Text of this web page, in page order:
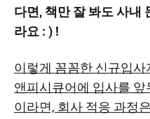
다면, 책만 잘 봐도 사내
라요 : ) !
이렇게 꼼꼼한 신규입
앤피시큐어에 입사를
이라면, 회사 적응 과정